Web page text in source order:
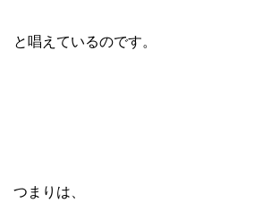
と唱えているのです。
つまりは、